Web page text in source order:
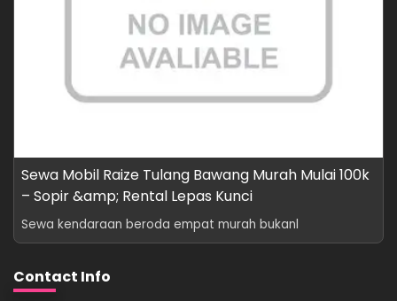
Sewa Mobil Raize Tulang Bawang Murah Mulai 100k
– Sopir &amp; Rental Lepas Kunci
Sewa kendaraan beroda empat murah bukanl
Contact Info